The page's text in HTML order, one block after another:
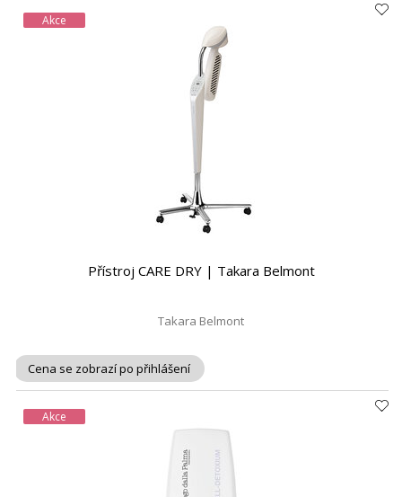
Akce
Přístroj CARE DRY | Takara Belmont
Takara Belmont
Cena se zobrazí po přihlášení
Akce